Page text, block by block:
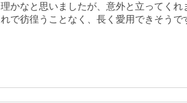
理かなと思いましたが、意外と立ってく
れで彷徨うことなく、長く愛用できそうで